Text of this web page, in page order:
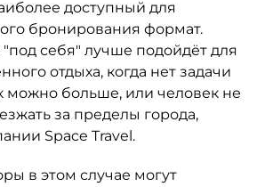
доступный для
бронирования формат.
себя" лучше подойдёт для
отдыха, когда нет задачи
можно больше, или человек не
за пределы города,
Space Travel.
в этом случае могут